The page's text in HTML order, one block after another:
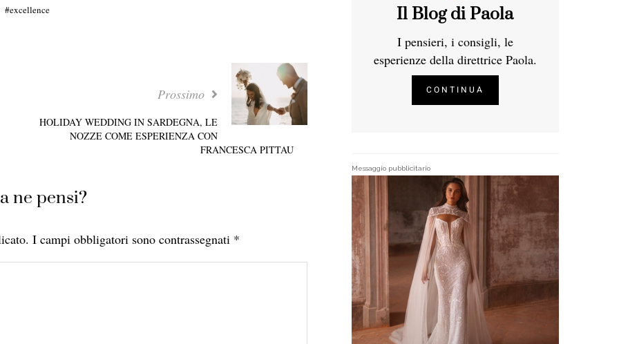
excellence
Prossimo
HOLIDAY WEDDING IN SARDEGNA, LE
NOZZE COME ESPERIENZA CON
FRANCESCA PITTAU
ne pensi?
I campi obbligatori sono contrassegnati *
Il Blog di Paola
I pensieri, i consigli, le
esperienze della direttrice Paola.
CONTINUA
Messaggio pubblicitario